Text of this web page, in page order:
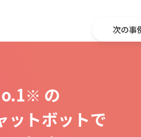
次の事
※ の
トボットで